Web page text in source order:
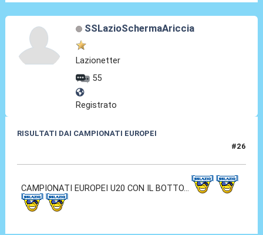
SSLazioSchermaAriccia
Lazionetter
55
Registrato
RISULTATI DAI CAMPIONATI EUROPEI
#26
CAMPIONATI EUROPEI U20 CON IL BOTTO...